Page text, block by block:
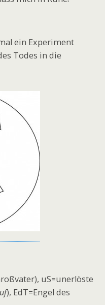
ein Experiment
Todes in die
uS=unerlöste
), EdT=Engel des